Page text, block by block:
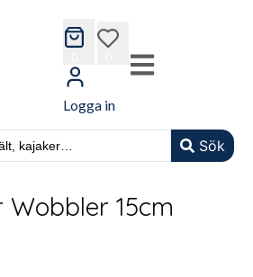
Sök
wishlist
Logga in
Wobbler 15cm